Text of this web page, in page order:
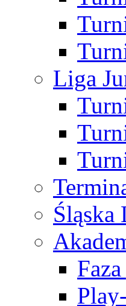
Liga
Śląska